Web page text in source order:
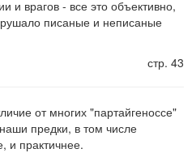
и врагов - все это объективно,
писаные и неписаные
стр. 43
от многих "партайгеноссе"
предки, в том числе
и практичнее.